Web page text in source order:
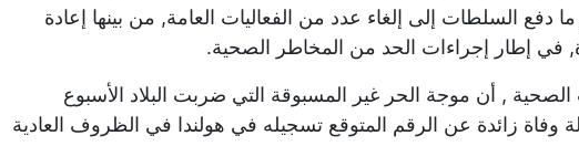
دفع السلطات إلى إلغاء عدد من الفعاليات العامة, من بينها إعادة
في إطار إجراءات الحد من المخاطر الصحية.
, أن موجة الحر غير المسبوقة التي ضربت البلاد الأسبوع
أدت إلى نحو 480 حالة وفاة زائدة عن الرقم المتوقع تسجيله في هولندا في الظروف العادية